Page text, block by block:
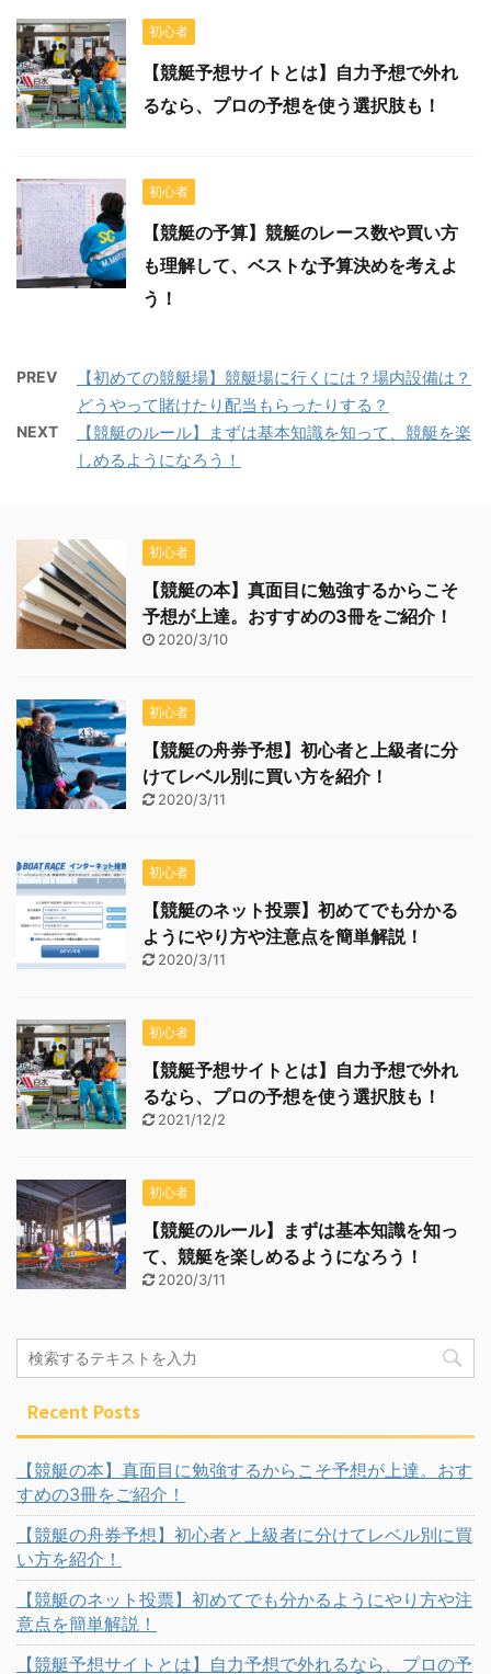
初心者
【競艇予想サイトとは】自力予想で外れ
るなら、プロの予想を使う選択肢も！
初心者
【競艇の予算】競艇のレース数や買い方
も理解して、ベストな予算決めを考えよ
う！
PREV
【初めての競艇場】競艇場に行くには？場内設備は？
どうやって賭けたり配当もらったりする？
NEXT
【競艇のルール】まずは基本知識を知って、競艇を楽
しめるようになろう！
初心者
【競艇の本】真面目に勉強するからこそ
予想が上達。おすすめの3冊をご紹介！
2020/3/10
初心者
【競艇の舟券予想】初心者と上級者に分
けてレベル別に買い方を紹介！
2020/3/11
初心者
【競艇のネット投票】初めてでも分かる
ようにやり方や注意点を簡単解説！
2020/3/11
初心者
【競艇予想サイトとは】自力予想で外れ
るなら、プロの予想を使う選択肢も！
2021/12/2
初心者
【競艇のルール】まずは基本知識を知っ
て、競艇を楽しめるようになろう！
2020/3/11
Recent Posts
【競艇の本】真面目に勉強するからこそ予想が上達。おす
すめの3冊をご紹介！
【競艇の舟券予想】初心者と上級者に分けてレベル別に買
い方を紹介！
【競艇のネット投票】初めてでも分かるようにやり方や注
意点を簡単解説！
【競艇予想サイトとは】自力予想で外れるなら、プロの予